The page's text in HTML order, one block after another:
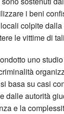
i beni
colpite
le vittime di
uno
basa su casi
dalle autorità
e la